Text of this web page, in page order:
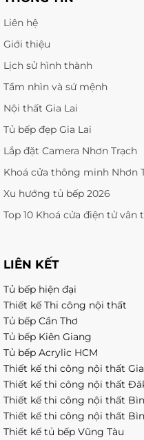
Liên hệ
Giới thiệu
Lịch sử hình thành
Tầm nhìn và sứ mệnh
Nội thất Gia Lai
Tủ bếp đẹp Gia Lai
Lắp đặt Camera Nhơn Trạch
Khoá cửa thông minh Nhơn
Xu hướng tủ bếp 2026
Top 10 Khoá cửa điện tử vân
LIÊN KẾT
Tủ bếp hiện đại
Thiết kế Thi công nội thất
Tủ bếp Cần Thơ
Tủ bếp Kiên Giang
Tủ bếp Acrylic HCM
Thiết kế thi công nội thất
Thiết kế thi công nội thất
Thiết kế thi công nội thất
Thiết kế thi công nội thất
Thiết kế tủ bếp Vũng Tàu